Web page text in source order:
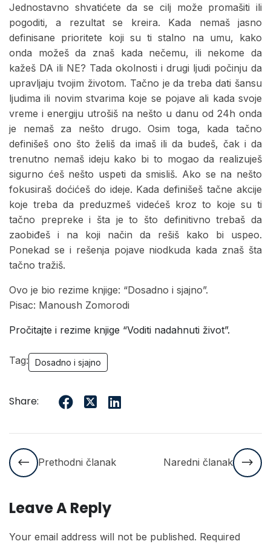
Jednostavno shvatićete da se cilj može promašiti ili
pogoditi, a rezultat se kreira. Kada nemaš jasno
definisane prioritete koji su ti stalno na umu, kako
onda možeš da znaš kada nečemu, ili nekome da
kažeš DA ili NE? Tada okolnosti i drugi ljudi počinju da
upravljaju tvojim životom. Tačno je da treba dati šansu
ljudima ili novim stvarima koje se pojave ali kada svoje
vreme i energiju utrošiš na nešto u danu od 24h onda
je nemaš za nešto drugo. Osim toga, kada tačno
definišeš ono što želiš da imaš ili da budeš, čak i da
trenutno nemaš ideju kako bi to mogao da realizuješ
sigurno ćeš nešto uspeti da smisliš. Ako se na nešto
fokusiraš doćićeš do ideje. Kada definišeš tačne akcije
koje treba da preduzmeš videćeš kroz to koje su ti
tačno prepreke i šta je to što definitivno trebaš da
zaobiđeš i na koji način da rešiš kako bi uspeo.
Ponekad se i rešenja pojave niodkuda kada znaš šta
tačno tražiš.
Ovo je bio rezime knjige: “Dosadno i sjajno”.
Pisac: Manoush Zomorodi
Pročitajte i rezime knjige “Voditi nadahnuti život”.
Tag: Dosadno i sjajno
Share:
Prethodni članak Naredni članak
Leave A Reply
Your email address will not be published. Required